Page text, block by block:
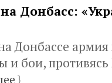
Донбасс:
Донбассе армия
и бои,
}